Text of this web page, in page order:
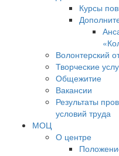
Курсы
Волонтерский
Творческие
Общежитие
Вакансии
Результаты
условий труда
МОЦ
О центре